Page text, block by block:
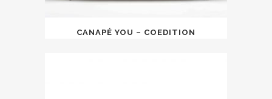
CANAPÉ YOU – COEDITION